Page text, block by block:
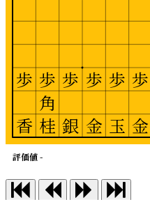
評価値 -
歩
金
歩
玉
歩
金
歩
銀
歩
角
桂
歩
香